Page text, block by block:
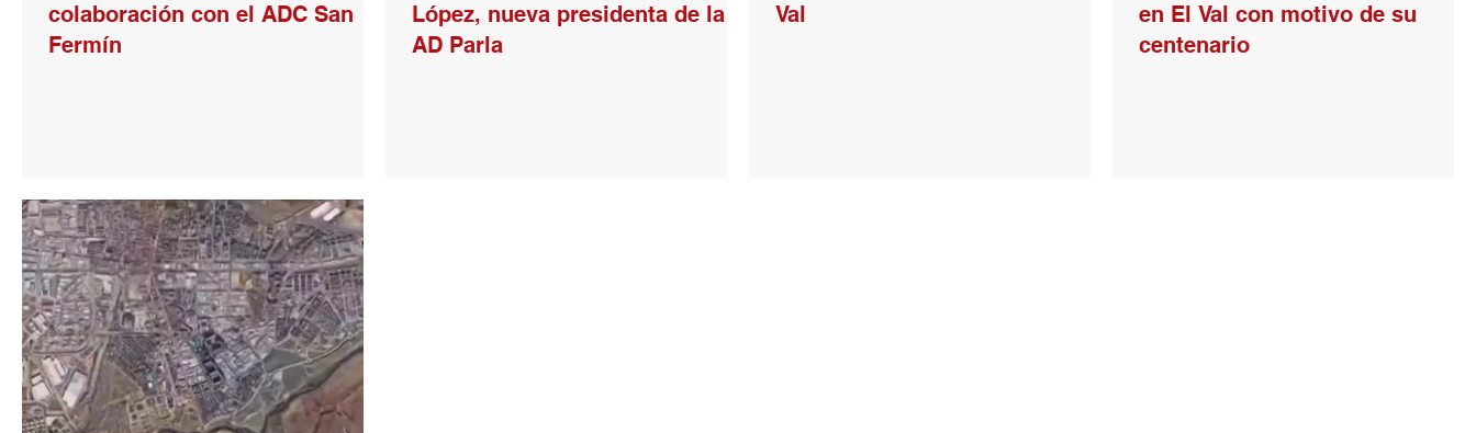
colaboración con el ADC San
Fermín
López, nueva presidenta de la
AD Parla
Val
en El Val con motivo de su
centenario